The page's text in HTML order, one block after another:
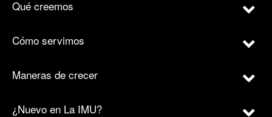
Qué creemos
Cómo servimos
Maneras de crecer
¿Nuevo en La IMU?